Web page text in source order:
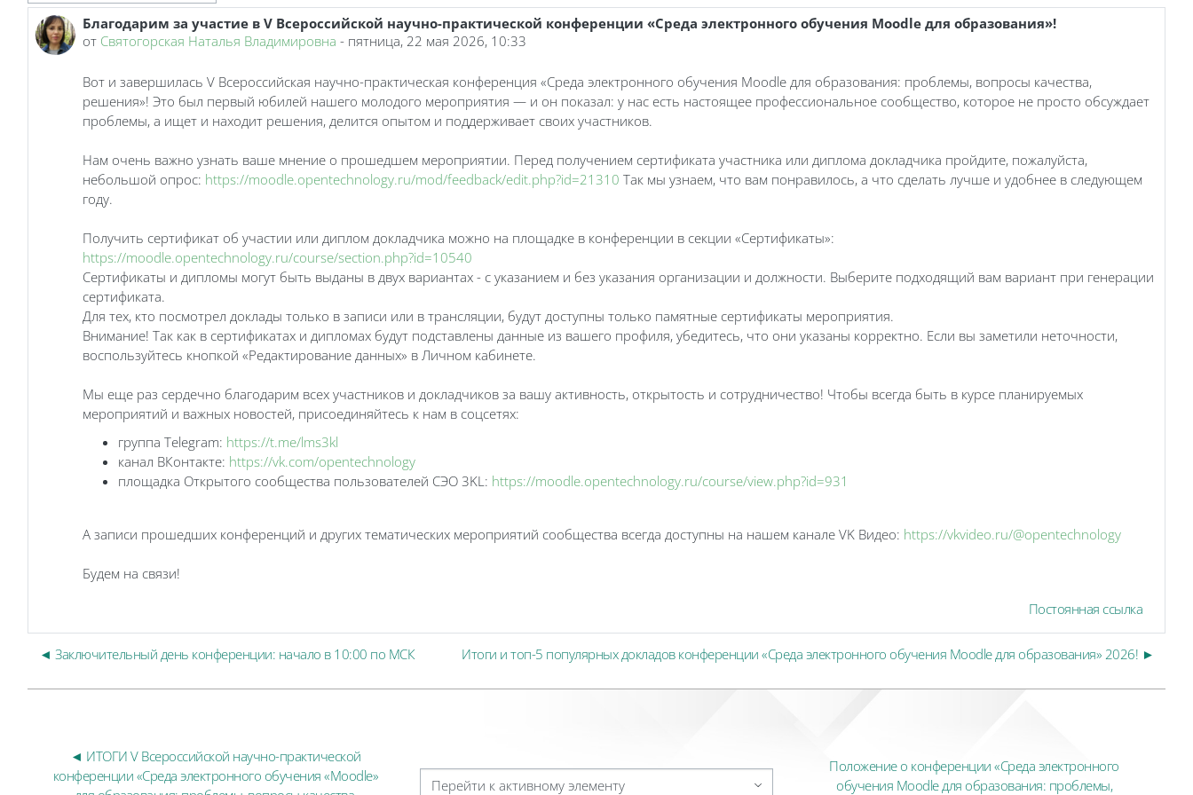
Благодарим за участие в V Всероссийской научно-практической конференции «Среда электронного обучения Moodle для образования»!
от Святогорская Наталья Владимировна - пятница, 22 мая 2026, 10:33
Количество ответов: 0
Вот и завершилась V Всероссийская научно-практическая конференция «Среда электронного обучения Moodle для образования: проблемы, вопросы качества,
решения»! Это был первый юбилей нашего молодого мероприятия — и он показал: у нас есть настоящее профессиональное сообщество, которое не просто обсуждает
проблемы, а ищет и находит решения, делится опытом и поддерживает своих участников.
Нам очень важно узнать ваше мнение о прошедшем мероприятии. Перед получением сертификата участника или диплома докладчика пройдите, пожалуйста,
небольшой опрос: https://moodle.opentechnology.ru/mod/feedback/edit.php?id=21310 Так мы узнаем, что вам понравилось, а что сделать лучше и удобнее в следующем
году.
Получить сертификат об участии или диплом докладчика можно на площадке в конференции в секции «Сертификаты»:
https://moodle.opentechnology.ru/course/section.php?id=10540
Сертификаты и дипломы могут быть выданы в двух вариантах - с указанием и без указания организации и должности. Выберите подходящий вам вариант при генерации
сертификата.
Для тех, кто посмотрел доклады только в записи или в трансляции, будут доступны только памятные сертификаты мероприятия.
Внимание! Так как в сертификатах и дипломах будут подставлены данные из вашего профиля, убедитесь, что они указаны корректно. Если вы заметили неточности,
воспользуйтесь кнопкой «Редактирование данных» в Личном кабинете.
Мы еще раз сердечно благодарим всех участников и докладчиков за вашу активность, открытость и сотрудничество! Чтобы всегда быть в курсе планируемых
мероприятий и важных новостей, присоединяйтесь к нам в соцсетях:
группа Telegram: https://t.me/lms3kl
канал ВКонтакте: https://vk.com/opentechnology
площадка Открытого сообщества пользователей СЭО 3KL: https://moodle.opentechnology.ru/course/view.php?id=931
А записи прошедших конференций и других тематических мероприятий сообщества всегда доступны на нашем канале VK Видео: https://vkvideo.ru/@opentechnology
Будем на связи!
Постоянная ссылка
◄ Заключительный день конференции: начало в 10:00 по МСК Итоги и топ-5 популярных докладов конференции «Среда электронного обучения Moodle для образования» 2026! ►
◄ ИТОГИ V Всероссийской научно-практической
конференции «Среда электронного обучения «Moodle»
Положение о конференции «Среда электронного
обучения Moodle для образования: проблемы,